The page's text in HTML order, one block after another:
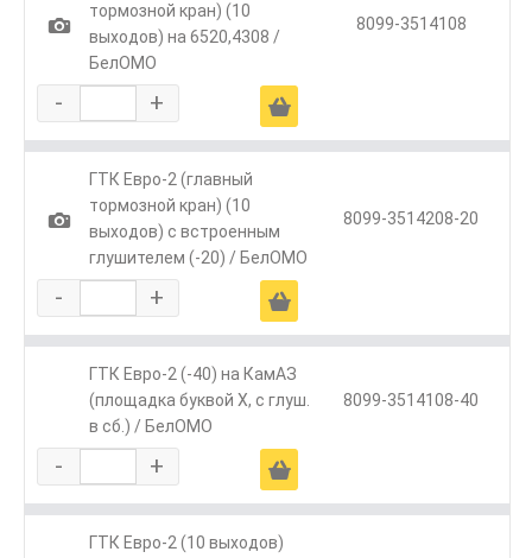
1
тормозной кран) (10
выходов) на 6520,4308 /
БелОМО
8099-3514108
- + Ä
1
ГТК Евро-2 (главный
тормозной кран) (10
выходов) с встроенным
глушителем (-20) / БелОМО
8099-3514208-20
- + Ä
ГТК Евро-2 (-40) на КамАЗ
(площадка буквой Х, с глуш.
в сб.) / БелОМО
8099-3514108-40
- + Ä
ГТК Евро-2 (10 выходов)